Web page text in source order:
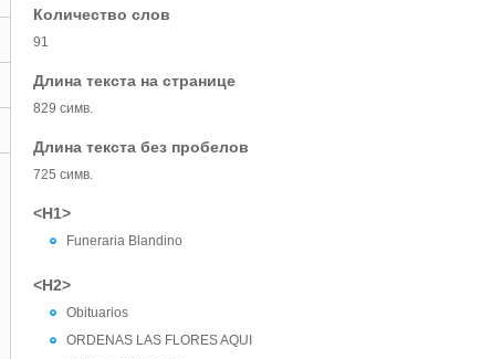
Количество слов
91
Длина текста на странице
829 симв.
Длина текста без пробелов
725 симв.
<H1>
Funeraria Blandino
<H2>
Obituarios
ORDENAS LAS FLORES AQUI